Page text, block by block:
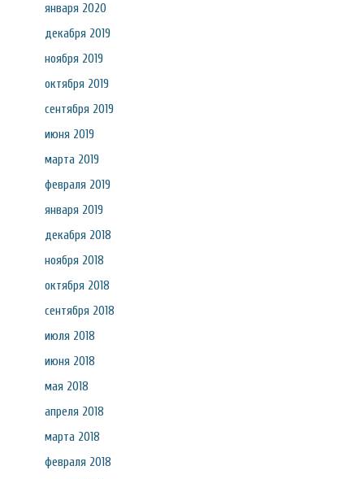
января 2020
декабря 2019
ноября 2019
октября 2019
сентября 2019
июня 2019
марта 2019
февраля 2019
января 2019
декабря 2018
ноября 2018
октября 2018
сентября 2018
июля 2018
июня 2018
мая 2018
апреля 2018
марта 2018
февраля 2018